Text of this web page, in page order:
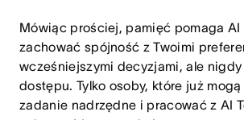
Mówiąc prościej, pamięć pomaga AI
zachować spójność z Twoimi
wcześniejszymi decyzjami, ale nigdy
dostępu. Tylko osoby, które już
zadanie nadrzędne i pracować z AI